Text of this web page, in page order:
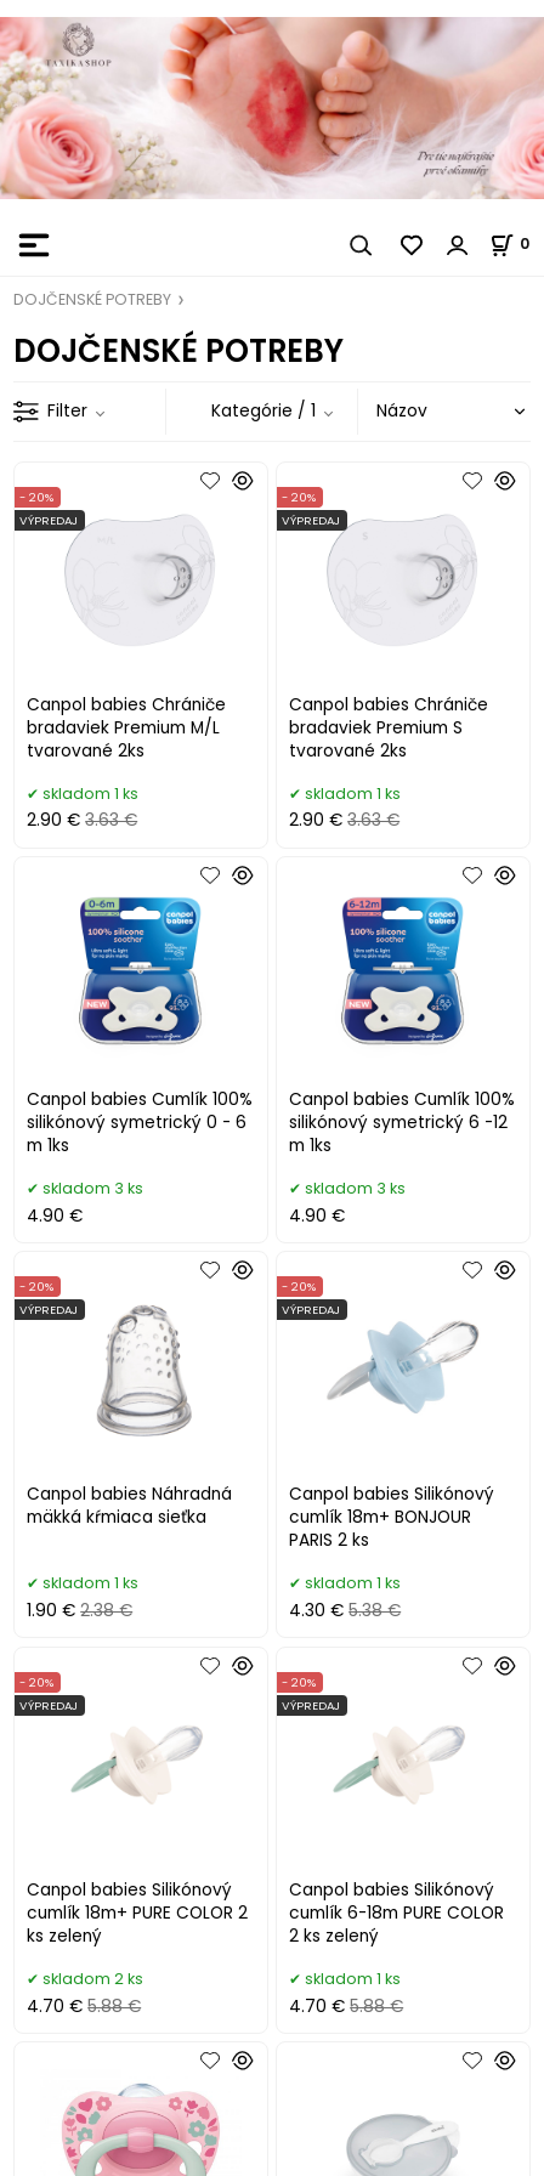
0
DOJČENSKÉ POTREBY
DOJČENSKÉ POTREBY
Filter Kategórie / 1
Canpol babies Chrániče
bradaviek Premium M/L
tvarované 2ks
- 20%
VÝPREDAJ
skladom 1 ks
2.90 € 3.63 €
Canpol babies Chrániče
bradaviek Premium S
tvarované 2ks
- 20%
VÝPREDAJ
skladom 1 ks
2.90 € 3.63 €
Canpol babies Cumlík 100%
silikónový symetrický 0 - 6
m 1ks
skladom 3 ks
4.90 €
Canpol babies Cumlík 100%
silikónový symetrický 6 -12
m 1ks
skladom 3 ks
4.90 €
Canpol babies Náhradná
mäkká kŕmiaca sieťka
- 20%
VÝPREDAJ
skladom 1 ks
1.90 € 2.38 €
Canpol babies Silikónový
cumlík 18m+ BONJOUR
PARIS 2 ks
- 20%
VÝPREDAJ
skladom 1 ks
4.30 € 5.38 €
Canpol babies Silikónový
cumlík 18m+ PURE COLOR 2
ks zelený
- 20%
VÝPREDAJ
skladom 2 ks
4.70 € 5.88 €
Canpol babies Silikónový
cumlík 6-18m PURE COLOR
2 ks zelený
- 20%
VÝPREDAJ
skladom 1 ks
4.70 € 5.88 €